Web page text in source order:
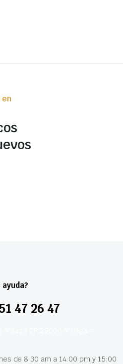
47 26 47
de 8:30 am a 14:00 pm y 15:00